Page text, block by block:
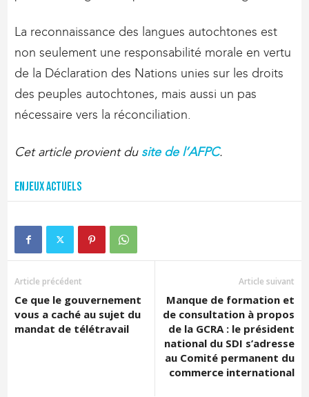
La reconnaissance des langues autochtones est
non seulement une responsabilité morale en vertu
de la Déclaration des Nations unies sur les droits
des peuples autochtones, mais aussi un pas
nécessaire vers la réconciliation.
Cet article provient du site de l’AFPC.
Enjeux actuels
Article précédent
Ce que le gouvernement
vous a caché au sujet du
mandat de télétravail
Article suivant
Manque de formation et
de consultation à propos
de la GCRA : le président
national du SDI s’adresse
au Comité permanent du
commerce international